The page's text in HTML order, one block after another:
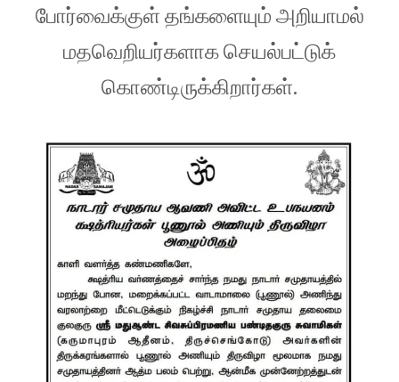
போர்வைக்குள் தங்களையும் அறியாமல்
மதவெறியர்களாக செயல்பட்டுக்
கொண்டிருக்கிறார்கள்.